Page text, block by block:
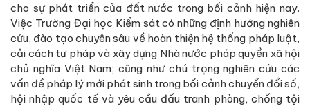
cho sự phát triển của đất nước trong bối cảnh hiện nay.
Việc Trường Đại học Kiểm sát có những định hướng nghiên
cứu, đào tạo chuyên sâu về hoàn thiện hệ thống pháp luật,
cải cách tư pháp và xây dựng Nhà nước pháp quyền xã hội
chủ nghĩa Việt Nam; cũng như chú trọng nghiên cứu các
vấn đề pháp lý mới phát sinh trong bối cảnh chuyển đổi số,
hội nhập quốc tế và yêu cầu đấu tranh phòng, chống tội